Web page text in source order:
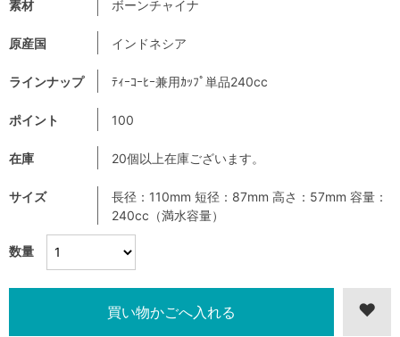
数量
素材 ボーンチャイナ
原産国 インドネシア
ラインナップ ﾃｨｰｺｰﾋｰ兼用ｶｯﾌﾟ単品240cc
ポイント 100
在庫 20個以上在庫ございます。
サイズ
長径：110mm 短径：87mm 高さ：57mm 容量：
240cc（満水容量）